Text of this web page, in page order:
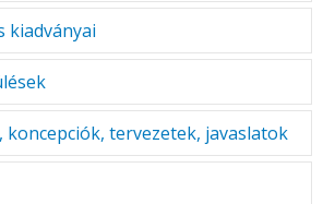
kiadványai
Hivatalnak nincs döntéshozó
koncepciók, tervezetek, javaslatok
vonatkozó, előkészítés alatt álló